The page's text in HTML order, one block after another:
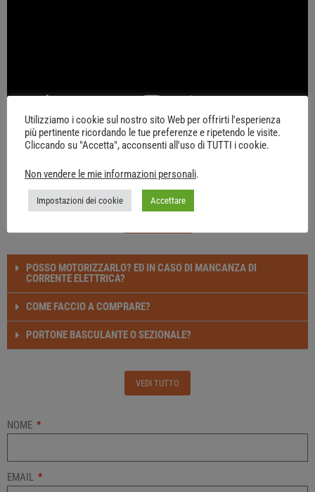
ACQUISTA
POSSO MOTORIZZARLO? ED IN CASO DI MANCANZA DI
CORRENTE ELETTRICA?
COME FACCIO A COMPRARE?
PORTONE BASCULANTE O SEZIONALE?
VEDI TUTTO
NOME
EMAIL
Utilizziamo i cookie sul nostro sito Web per offrirti l'esperienza
più pertinente ricordando le tue preferenze e ripetendo le visite.
Cliccando su "Accetta", acconsenti all'uso di TUTTI i cookie.
Non vendere le mie informazioni personali.
Impostazioni dei cookie Accettare